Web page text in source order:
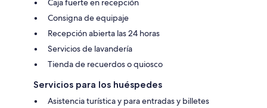
Caja fuerte en recepción
Consigna de equipaje
Recepción abierta las 24 horas
Servicios de lavandería
Tienda de recuerdos o quiosco
Servicios para los huéspedes
Asistencia turística y para entradas y billetes